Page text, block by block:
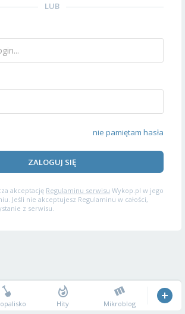
LUB
nie pamiętam hasła
ZALOGUJ SIĘ
akceptację Regulaminu serwisu Wykop.pl w jego
Jeśli nie akceptujesz Regulaminu w całości,
z serwisu.
Hity Mikroblog